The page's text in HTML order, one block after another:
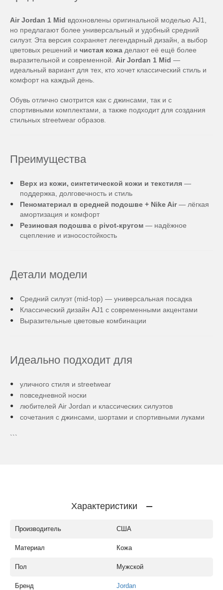
Air Jordan 1 Mid вдохновлены оригинальной моделью AJ1,
но предлагают более универсальный и удобный средний
силуэт. Эта версия сохраняет легендарный дизайн, а выбор
цветовых решений и чистая кожа делают её ещё более
выразительной и современной. Air Jordan 1 Mid —
идеальный вариант для тех, кто хочет классический стиль и
комфорт на каждый день.
Обувь отлично смотрится как с джинсами, так и с
спортивными комплектами, а также подходит для создания
стильных streetwear образов.
Преимущества
Верх из кожи, синтетической кожи и текстиля —
поддержка, долговечность и стиль
Пеноматериал в средней подошве + Nike Air— лёгкая
амортизация и комфорт
Резиновая подошва с pivot-кругом — надёжное
сцепление и износостойкость
Детали модели
Средний силуэт (mid-top) — универсальная посадка
Классический дизайн AJ1 с современными акцентами
Выразительные цветовые комбинации
Идеально подходит для
уличного стиля и streetwear
повседневной носки
любителей Air Jordan и классических силуэтов
сочетания с джинсами, шортами и спортивными луками
```
Характеристики
Производитель США
Материал Кожа
Пол Мужской
Бренд Jordan